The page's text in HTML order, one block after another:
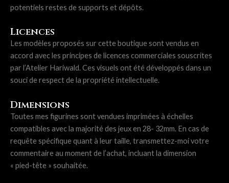
potentiels restes de supports et dépôts.
Licences
Les modèles proposés sur cette boutique sont vendus en
accord avec les principes de licences commerciales souscrites
par l’Atelier Hariwald. Ces visuels ont été développés dans un
souci de respect de la propriété intellectuelle.
Dimensions
Toutes mes figurines sont vendues imprimées à échelles
compatibles avec la majorité des jeux en 28- 32mm. En cas de
requête spécifique quant à leur taille, transmettez-moi votre
commentaire au moment de l’achat, incluant la dimension
« pied-tête » souhaitée.